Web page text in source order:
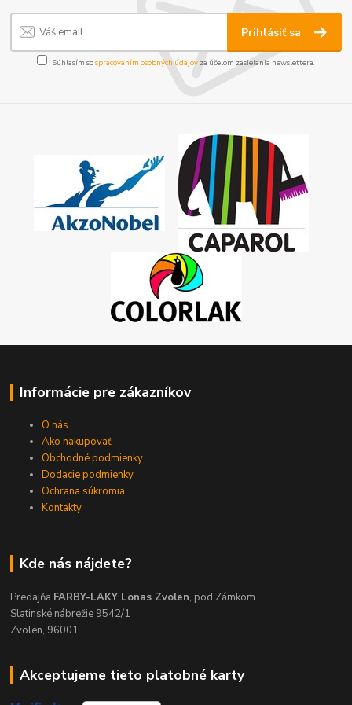
Prihlásiť sa
Súhlasím sospracovaním osobných údajov za účelom zasielania newslettera.
Informácie pre zákazníkov
O nás
Ako nakupovať
Obchodné podmienky
Dodacie podmienky
Ochrana súkromia
Kontakty
Kde nás nájdete?
Predajňa FARBY-LAKY Lonas Zvolen, pod Zámkom
Slatinské nábrežie 9542/1
Zvolen, 96001
Akceptujeme tieto platobné karty